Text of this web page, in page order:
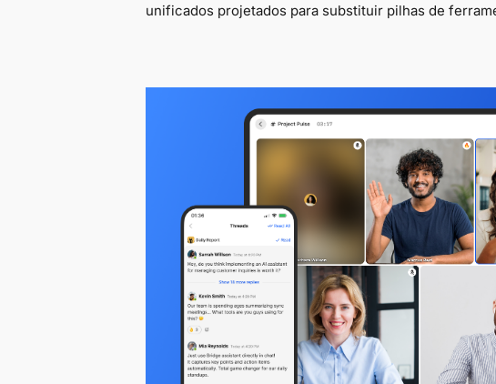
unificados projetados para substituir pilhas de